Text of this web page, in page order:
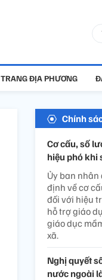
TRANG ĐỊA PHƯƠNG
Chính
Cơ cấu, số
hiệu phó khi
Ủy ban
định về cơ
đối với hiệu
hỗ trợ giáo
giáo dục
xã.
Nghị quyết
nước ngoài